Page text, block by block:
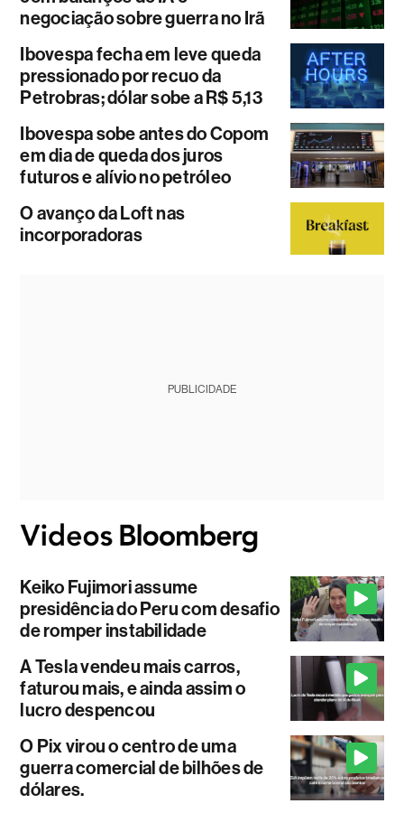
negociação sobre guerra no Irã
Ibovespa fecha em leve queda
pressionado por recuo da
Petrobras; dólar sobe a R$ 5,13
Ibovespa sobe antes do Copom
em dia de queda dos juros
futuros e alívio no petróleo
O avanço da Loft nas
incorporadoras
PUBLICIDADE
Keiko Fujimori assume
presidência do Peru com desafio
de romper instabilidade
A Tesla vendeu mais carros,
faturou mais, e ainda assim o
lucro despencou
O Pix virou o centro de uma
guerra comercial de bilhões de
dólares.